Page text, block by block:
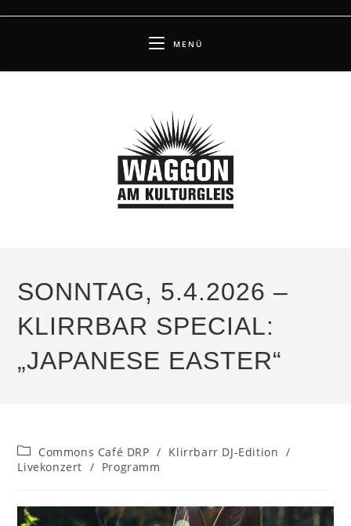
MENÜ
SONNTAG, 5.4.2026 –
KLIRRBAR SPECIAL:
„JAPANESE EASTER“
Beitrags-
Kategorie:
Commons Café DRP / Klirrbarr DJ-Edition /
Livekonzert / Programm